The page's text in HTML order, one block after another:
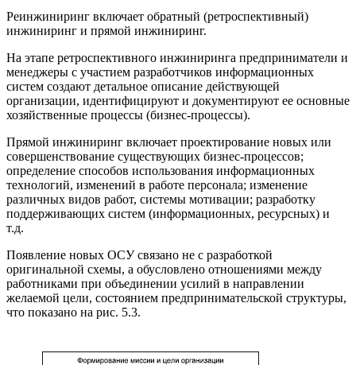
Реинжиниринг включает обратный (ретроспективный)
инжиниринг и прямой инжиниринг.
На этапе ретроспективного инжиниринга предприниматели и
менеджеры с участием разработчиков информационных
систем создают детальное описание действующей
организации, идентифицируют и документируют ее основные
хозяйственные процессы (бизнес-процессы).
Прямой инжиниринг включает проектирование новых или
совершенствование существующих бизнес-процессов;
определение способов использования информационных
технологий, изменений в работе персонала; изменение
различных видов работ, системы мотивации; разработку
поддерживающих систем (информационных, ресурсных) и
т.д.
Появление новых ОСУ связано не с разработкой
оригинальной схемы, а обусловлено отношениями между
работниками при объединении усилий в направлении
желаемой цели, состоянием предпринимательской структуры,
что показано на рис. 5.3.